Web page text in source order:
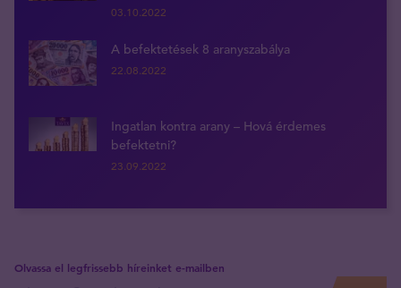
03.10.2022
A befektetések 8 aranyszabálya
22.08.2022
Ingatlan kontra arany – Hová érdemes
befektetni?
23.09.2022
Olvassa el legfrissebb híreinket e-mailben